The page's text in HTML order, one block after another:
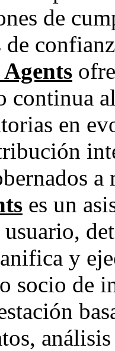
de
continua
en
a
es un
y
socio de